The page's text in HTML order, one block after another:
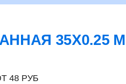
35X0.25
48 РУБ